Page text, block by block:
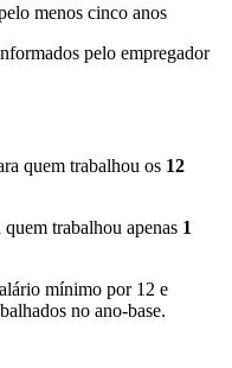
menos cinco anos
pelo empregador
quem trabalhou os 12
quem trabalhou apenas 1
mínimo por 12 e
no ano-base.